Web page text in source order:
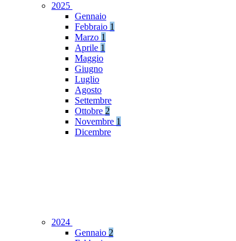
2025
Gennaio
Febbraio 1
Marzo 1
Aprile 1
Maggio
Giugno
Luglio
Agosto
Settembre
Ottobre 2
Novembre 1
Dicembre
2024
Gennaio 2